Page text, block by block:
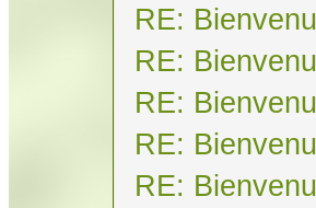
RE:
RE:
RE:
RE:
RE: